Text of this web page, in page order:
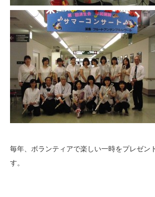
毎年、ボランティアで楽しい一時をプレゼン
す。